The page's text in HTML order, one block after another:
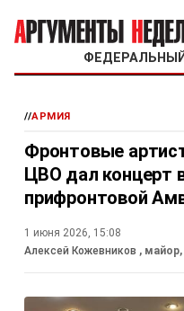
ФЕДЕРАЛЬНЫЙ
//АРМИЯ
Фронтовые
ЦВО дал концерт
прифронтовой
1 июня 2026, 15:08
Алексей Кожевников ,